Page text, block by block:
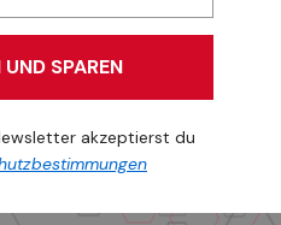
SPAREN
akzeptierst du